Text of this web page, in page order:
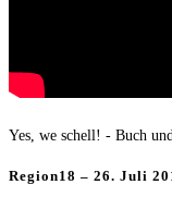
Yes, we schell! - Buch
Region18 – 26. Juli